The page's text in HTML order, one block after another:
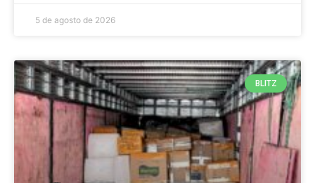
5 de agosto de 2026
BLITZ